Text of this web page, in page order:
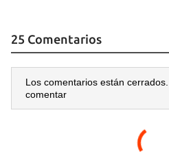
iniciar sesión con tu cuenta
INICIAR
25 Comentarios
Los comentarios están
comentar